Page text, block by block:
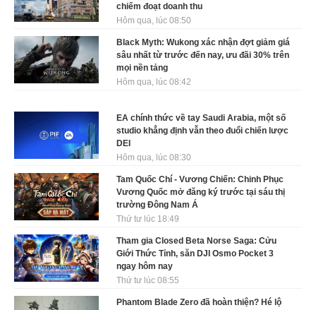
chiếm đoạt doanh thu
Hôm qua, lúc 08:50
Black Myth: Wukong xác nhận đợt giảm giá
sâu nhất từ trước đến nay, ưu đãi 30% trên
mọi nền tảng
Hôm qua, lúc 08:42
EA chính thức về tay Saudi Arabia, một số
studio khẳng định vẫn theo đuổi chiến lược
DEI
Hôm qua, lúc 08:30
Tam Quốc Chí - Vương Chiến: Chinh Phục
Vương Quốc mở đăng ký trước tại sáu thị
trường Đông Nam Á
Thứ tư lúc 18:49
Tham gia Closed Beta Norse Saga: Cửu
Giới Thức Tỉnh, săn DJI Osmo Pocket 3
ngay hôm nay
Thứ tư lúc 08:55
Phantom Blade Zero đã hoàn thiện? Hé lộ